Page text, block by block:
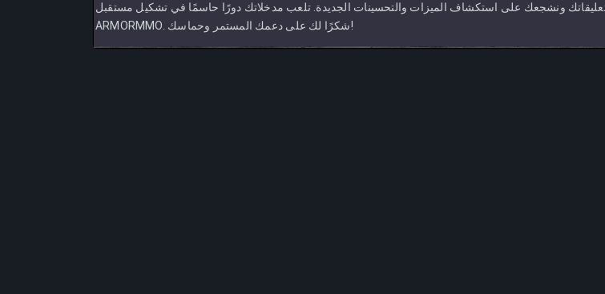
ونشجعك على استكشاف الميزات والتحسينات الجديدة. تلعب مدخلاتك دورًا حاسمًا في تشكيل مستقبل
ARMORMMO. شكرًا لك على دعمك المستمر وحماسك!